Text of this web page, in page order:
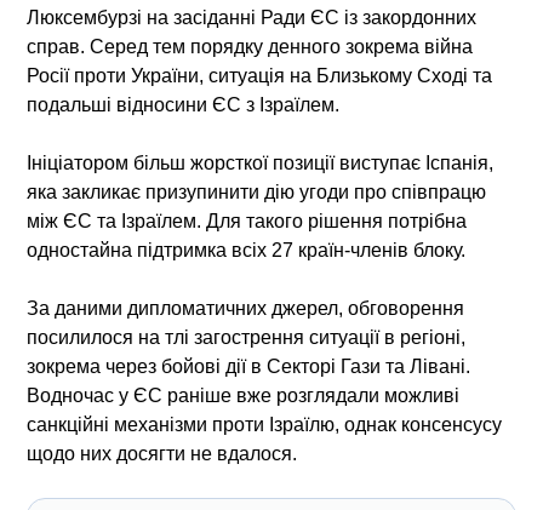
Люксембурзі на засіданні Ради ЄС із закордонних
справ. Серед тем порядку денного зокрема війна
Росії проти України, ситуація на Близькому Сході та
подальші відносини ЄС з Ізраїлем.
Ініціатором більш жорсткої позиції виступає Іспанія,
яка закликає призупинити дію угоди про співпрацю
між ЄС та Ізраїлем. Для такого рішення потрібна
одностайна підтримка всіх 27 країн-членів блоку.
За даними дипломатичних джерел, обговорення
посилилося на тлі загострення ситуації в регіоні,
зокрема через бойові дії в Секторі Гази та Лівані.
Водночас у ЄС раніше вже розглядали можливі
санкційні механізми проти Ізраїлю, однак консенсусу
щодо них досягти не вдалося.